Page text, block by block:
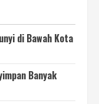
di Bawah Kota
Banyak